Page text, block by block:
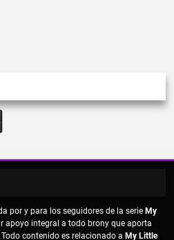
por y para los seguidores de la serie My
apoyo integral a todo brony que aporta
contenido es relacionado a My Little